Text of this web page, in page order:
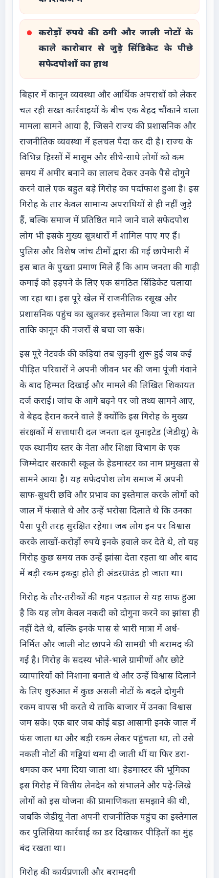
करोड़ों रुपये की ठगी और जाली नोटों के
काले कारोबार से जुड़े सिंडिकेट के पीछे
सफेदपोशों का हाथ
बिहार में कानून व्यवस्था और आर्थिक अपराधों को लेकर
चल रही सख्त कार्रवाइयों के बीच एक बेहद चौंकाने वाला
मामला सामने आया है, जिसने राज्य की प्रशासनिक और
राजनीतिक व्यवस्था में हलचल पैदा कर दी है। राज्य के
विभिन्न हिस्सों में मासूम और सीधे-साधे लोगों को कम
समय में अमीर बनाने का लालच देकर उनके पैसे दोगुने
करने वाले एक बहुत बड़े गिरोह का पर्दाफाश हुआ है। इस
गिरोह के तार केवल सामान्य अपराधियों से ही नहीं जुड़े
हैं, बल्कि समाज में प्रतिष्ठित माने जाने वाले सफेदपोश
लोग भी इसके मुख्य सूत्रधारों में शामिल पाए गए हैं।
पुलिस और विशेष जांच टीमों द्वारा की गई छापेमारी में
इस बात के पुख्ता प्रमाण मिले हैं कि आम जनता की गाढ़ी
कमाई को हड़पने के लिए एक संगठित सिंडिकेट चलाया
जा रहा था। इस पूरे खेल में राजनीतिक रसूख और
प्रशासनिक पहुंच का खुलकर इस्तेमाल किया जा रहा था
ताकि कानून की नजरों से बचा जा सके।
इस पूरे नेटवर्क की कड़ियां तब जुड़नी शुरू हुईं जब कई
पीड़ित परिवारों ने अपनी जीवन भर की जमा पूंजी गंवाने
के बाद हिम्मत दिखाई और मामले की लिखित शिकायत
दर्ज कराई। जांच के आगे बढ़ने पर जो तथ्य सामने आए,
वे बेहद हैरान करने वाले हैं क्योंकि इस गिरोह के मुख्य
संरक्षकों में सत्ताधारी दल जनता दल यूनाइटेड (जेडीयू) के
एक स्थानीय स्तर के नेता और शिक्षा विभाग के एक
जिम्मेदार सरकारी स्कूल के हेडमास्टर का नाम प्रमुखता से
सामने आया है। यह सफेदपोश लोग समाज में अपनी
साफ-सुथरी छवि और प्रभाव का इस्तेमाल करके लोगों को
जाल में फंसाते थे और उन्हें भरोसा दिलाते थे कि उनका
पैसा पूरी तरह सुरक्षित रहेगा। जब लोग इन पर विश्वास
करके लाखों-करोड़ों रुपये इनके हवाले कर देते थे, तो यह
गिरोह कुछ समय तक उन्हें झांसा देता रहता था और बाद
में बड़ी रकम इकट्ठा होते ही अंडरग्राउंड हो जाता था।
गिरोह के तौर-तरीकों की गहन पड़ताल से यह साफ हुआ
है कि यह लोग केवल नकदी को दोगुना करने का झांसा ही
नहीं देते थे, बल्कि इनके पास से भारी मात्रा में अर्ध-
निर्मित और जाली नोट छापने की सामग्री भी बरामद की
गई है। गिरोह के सदस्य भोले-भाले ग्रामीणों और छोटे
व्यापारियों को निशाना बनाते थे और उन्हें विश्वास दिलाने
के लिए शुरुआत में कुछ असली नोटों के बदले दोगुनी
रकम वापस भी करते थे ताकि बाजार में उनका विश्वास
जम सके। एक बार जब कोई बड़ा आसामी इनके जाल में
फंस जाता था और बड़ी रकम लेकर पहुंचता था, तो उसे
नकली नोटों की गड्डियां थमा दी जाती थीं या फिर डरा-
धमका कर भगा दिया जाता था। हेडमास्टर की भूमिका
इस गिरोह में वित्तीय लेनदेन को संभालने और पढ़े-लिखे
लोगों को इस योजना की प्रामाणिकता समझाने की थी,
जबकि जेडीयू नेता अपनी राजनीतिक पहुंच का इस्तेमाल
कर पुलिसिया कार्रवाई का डर दिखाकर पीड़ितों का मुंह
बंद रखता था।
गिरोह की कार्यप्रणाली और बरामदगी